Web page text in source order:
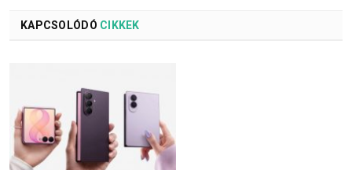
KAPCSOLÓDÓ CIKKEK